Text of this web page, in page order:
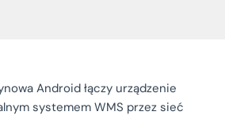
Android łączy urządzenie
systemem WMS przez sieć